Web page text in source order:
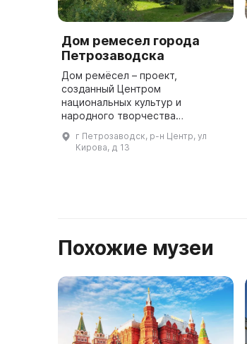
Дом ремесел города
Петрозаводска
Дом ремёсел – проект,
созданный Центром
национальных культур и
народного творчества
Он расположен в жилом доме XIX
века, декорированном
г Петрозаводск, р-н Центр, ул
Кирова, д 13
Похожие музеи